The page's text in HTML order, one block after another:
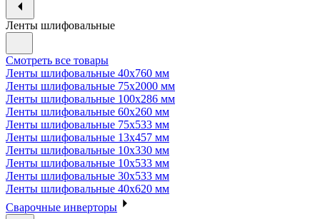
Ленты шлифовальные
Смотреть все товары
Ленты шлифовальные 40х760 мм
Ленты шлифовальные 75х2000 мм
Ленты шлифовальные 100х286 мм
Ленты шлифовальные 60х260 мм
Ленты шлифовальные 75х533 мм
Ленты шлифовальные 13х457 мм
Ленты шлифовальные 10х330 мм
Ленты шлифовальные 10х533 мм
Ленты шлифовальные 30х533 мм
Ленты шлифовальные 40х620 мм
Сварочные инверторы